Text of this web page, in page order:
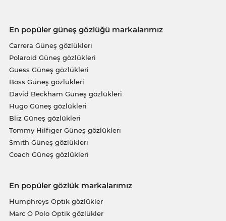
En popüler güneş gözlüğü markalarımız
Carrera Güneş gözlükleri
Polaroid Güneş gözlükleri
Guess Güneş gözlükleri
Boss Güneş gözlükleri
David Beckham Güneş gözlükleri
Hugo Güneş gözlükleri
Bliz Güneş gözlükleri
Tommy Hilfiger Güneş gözlükleri
Smith Güneş gözlükleri
Coach Güneş gözlükleri
En popüler gözlük markalarımız
Humphreys Optik gözlükler
Marc O Polo Optik gözlükler